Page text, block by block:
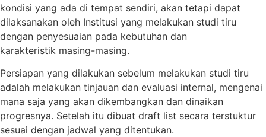
kondisi yang ada di tempat sendiri, akan tetapi dapat
dilaksanakan oleh Institusi yang melakukan studi tiru
dengan penyesuaian pada kebutuhan dan
karakteristik masing-masing.
Persiapan yang dilakukan sebelum melakukan studi tiru
adalah melakukan tinjauan dan evaluasi internal, mengenai
mana saja yang akan dikembangkan dan dinaikan
progresnya. Setelah itu dibuat draft list secara terstuktur
sesuai dengan jadwal yang ditentukan.